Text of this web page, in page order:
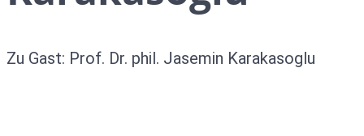
Zu Gast: Prof. Dr. phil. Jasemin Karakasoglu